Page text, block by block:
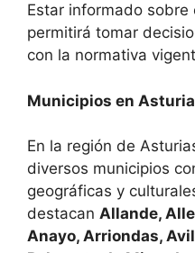
Estar informado
permitirá tomar
con la normativa
Municipios en
En la región de
diversos municipios
geográficas y
destacan Allande,
Anayo, Arriondas,